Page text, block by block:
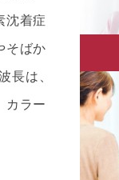
沈着症
そばか
長は、
カラー